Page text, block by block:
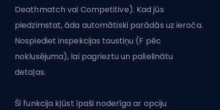
Deathmatch vai Competitive). Kad jūs
piedzimstat, āda automātiski parādās uz ieroča.
Nospiediet inspekcijas taustiņu (F pēc
noklusējuma), lai pagrieztu un palielinātu
detaļas.
Šī funkcija kļūst īpaši noderīga ar opciju